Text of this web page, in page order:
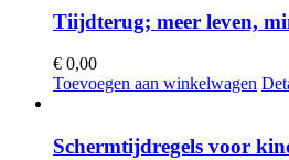
Tiijdterug; meer leven,
€ 0,00
Toevoegen aan winkelwagen
Schermtijdregels voor